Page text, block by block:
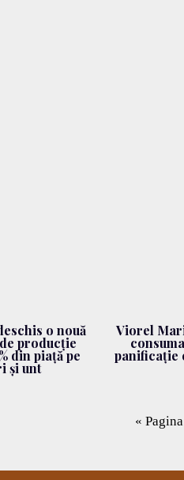
o nouă
producție
din piață pe
și unt
Viorel
panificație
«